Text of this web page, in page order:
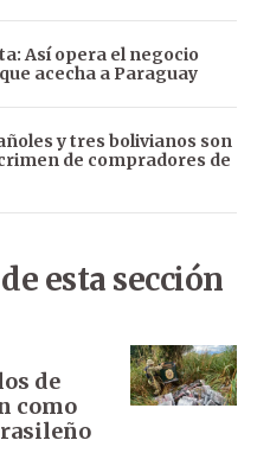
Así opera el negocio
acecha a Paraguay
y tres bolivianos son
de compradores de
esta sección
de
como